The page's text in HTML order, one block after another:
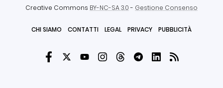
Creative Commons BY-NC-SA 3.0- Gestione Consenso
CHI SIAMO CONTATTI LEGAL PRIVACY PUBBLICITÀ